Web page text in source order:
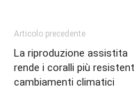
Articolo precedente
La riproduzione assistita
rende i coralli più
cambiamenti climatici